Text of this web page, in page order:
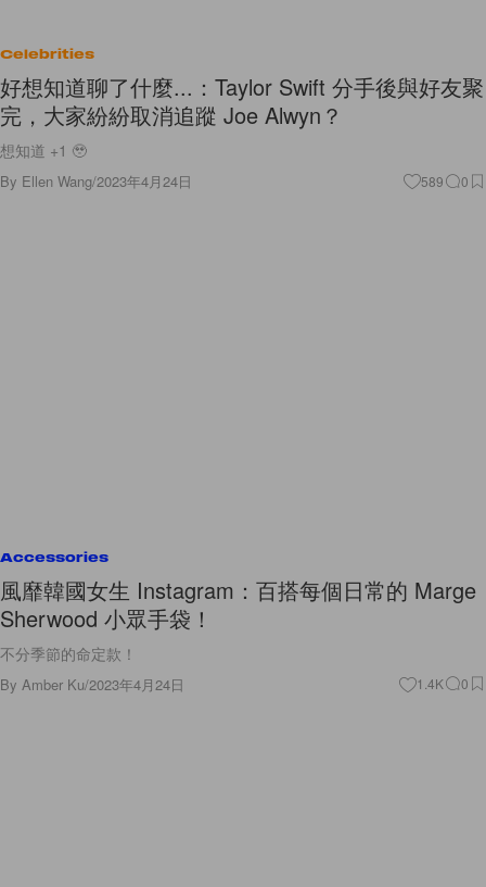
Celebrities
好想知道聊了什麼...：Taylor Swift 分手後與好友聚
完，大家紛紛取消追蹤 Joe Alwyn？
想知道 +1 🥹
By Ellen Wang/2023年4月24日 589 0
Accessories
風靡韓國女生 Instagram：百搭每個日常的 Marge
Sherwood 小眾手袋！
不分季節的命定款！
By Amber Ku/2023年4月24日 1.4K 0